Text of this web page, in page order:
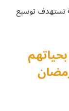
تستهدف توسيع